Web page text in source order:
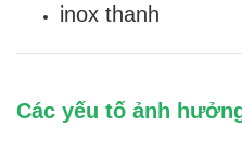
inox thanh
Các yếu tố ảnh